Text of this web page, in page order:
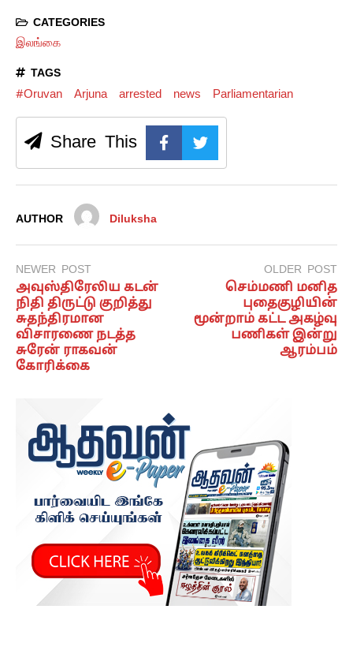
CATEGORIES
இலங்கை
TAGS
#Oruvan Arjuna arrested news Parliamentarian
Share This
AUTHOR Diluksha
NEWER POST
அவுஸ்திரேலிய கடன்
நிதி திருட்டு குறித்து
சுதந்திரமான
விசாரணை நடத்த
சுரேன் ராகவன்
கோரிக்கை
OLDER POST
செம்மணி மனித
புதைகுழியின்
மூன்றாம் கட்ட அகழ்வு
பணிகள் இன்று
ஆரம்பம்